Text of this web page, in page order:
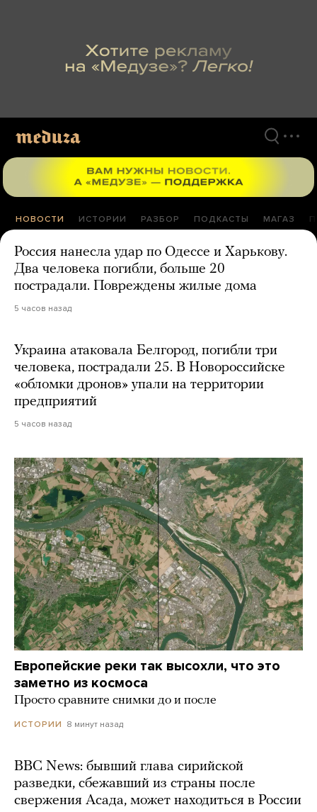
НОВОСТИ ИСТОРИИ РАЗБОР ПОДКАСТЫ МАГАЗ
Россия нанесла удар по Одессе и Харькову.
Два человека погибли, больше 20
пострадали. Повреждены жилые дома
5 часов назад
Украина атаковала Белгород, погибли три
человека, пострадали 25. В Новороссийске
«обломки дронов» упали на территории
предприятий
5 часов назад
Европейские реки так высохли, что это
заметно из космоса
Просто сравните снимки до и после
ИСТОРИИ 8 минут назад
BBC News: бывший глава сирийской
разведки, сбежавший из страны после
свержения Асада, может находиться в России